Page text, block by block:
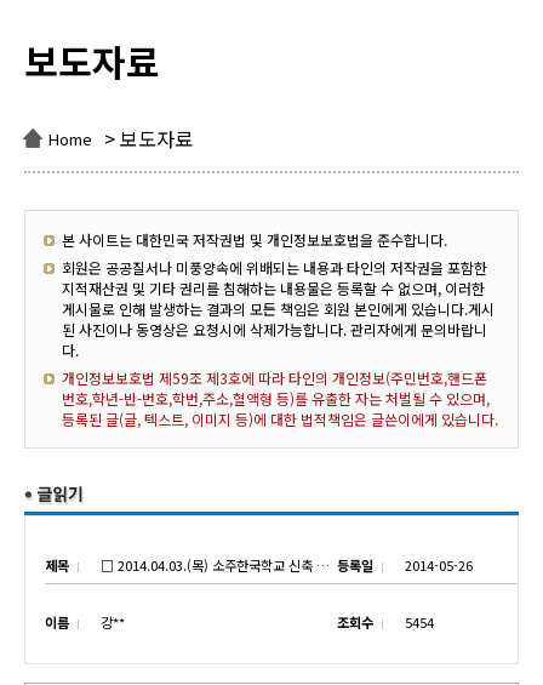
보도자료
Home > 보도자료
본 사이트는 대한민국 저작권법 및 개인정보보호법을 준수합니다.
회원은 공공질서나 미풍양속에 위배되는 내용과 타인의 저작권을 포함한
지적재산권 및 기타 권리를 침해하는 내용물은 등록할 수 없으며, 이러한
게시물로 인해 발생하는 결과의 모든 책임은 회원 본인에게 있습니다.게시
된 사진이나 동영상은 요청시에 삭제가능합니다. 관리자에게 문의바랍니
다.
개인정보보호법 제59조 제3호에 따라 타인의 개인정보(주민번호,핸드폰
번호,학년-반-번호,학번,주소,혈액형 등)를 유출한 자는 처벌될 수 있으며,
등록된 글(글, 텍스트, 이미지 등)에 대한 법적책임은 글쓴이에게 있습니다.
제목 □ 2014.04.03.(목) 소주한국학교 신축 재정/건축 통합위원회 개최 등록일 2014-05-26
이름 강** 조회수 5454